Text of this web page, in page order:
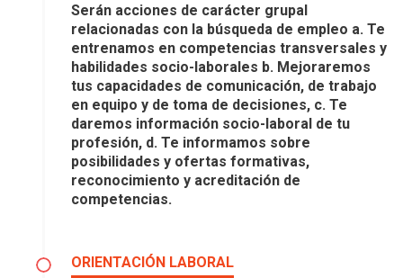
Serán acciones de carácter grupal
relacionadas con la búsqueda de empleo a. Te
entrenamos en competencias transversales y
habilidades socio-laborales b. Mejoraremos
tus capacidades de comunicación, de trabajo
en equipo y de toma de decisiones, c. Te
daremos información socio-laboral de tu
profesión, d. Te informamos sobre
posibilidades y ofertas formativas,
reconocimiento y acreditación de
competencias.
ORIENTACIÓN LABORAL